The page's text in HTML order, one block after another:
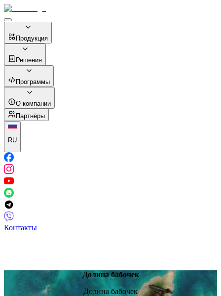
Продукция
Решения
Программы
О компании
Партнёры
RU
Контакты
Долина бабочек
Долина бабочек